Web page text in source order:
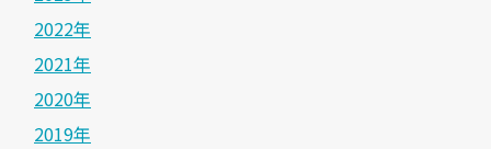
2022年
2021年
2020年
2019年